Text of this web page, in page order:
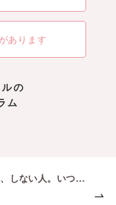
あります
の
ム
手が乾燥する人、しない人。いつもの手洗いに違いが！？